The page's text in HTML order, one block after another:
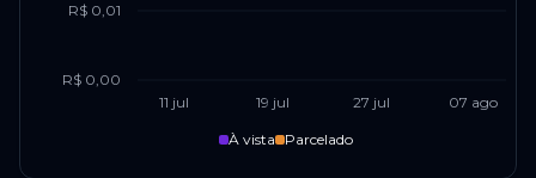
11 jul 19 jul 27 jul 07 ago
R$ 0,00
R$ 0,01
À vista Parcelado